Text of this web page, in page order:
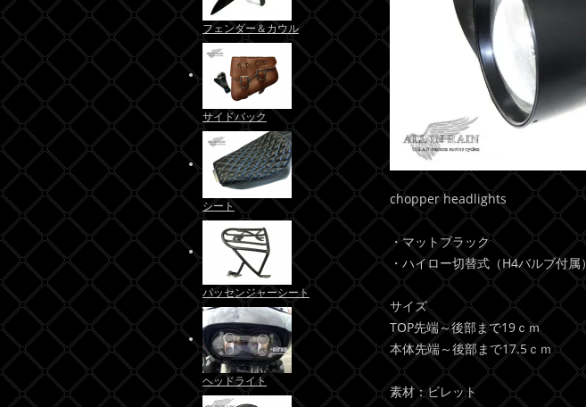
chopper headlights
・マットブラック
・ハイロー切替式（H4バルブ付属）
サイズ
TOP先端～後部まで19ｃｍ
本体先端～後部まで17.5ｃｍ
素材：ビレット
フェンダー＆カウル
サイドバック
シート
パッセンジャーシート
ヘッドライト